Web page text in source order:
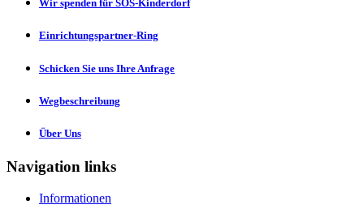
Wir spenden für SOS-Kinderdorf
Einrichtungspartner-Ring
Schicken Sie uns Ihre Anfrage
Wegbeschreibung
Über Uns
Navigation links
Informationen